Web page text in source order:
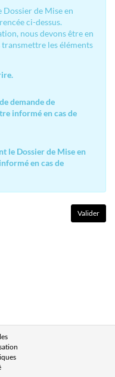
Dossier de Mise en
ci-dessus.
nous devons être en
les éléments
demande de
informé en cas de
le Dossier de Mise en
en cas de